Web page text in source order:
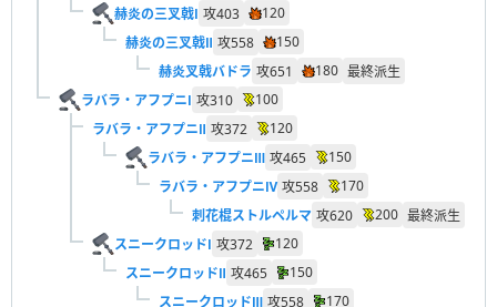
赫炎の三叉戟Ⅰ 攻403
120
赫炎の三叉戟Ⅱ 攻558
150
赫炎叉戟バドラ 攻651 180 最終派生
ラバラ・アフプニⅠ 攻310
100
ラバラ・アフプニⅡ 攻372
120
ラバラ・アフプニⅢ 攻465
150
ラバラ・アフプニⅣ 攻558
170
刺花棍ストルペルマ 攻620 200 最終派生
スニークロッドⅠ 攻372
120
スニークロッドⅡ 攻465
150
スニークロッドⅢ 攻558
170